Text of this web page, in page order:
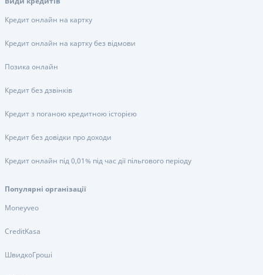
Кредит онлайн на картку
Кредит онлайн на картку без відмови
Позика онлайн
Кредит без дзвінків
Кредит з поганою кредитною історією
Кредит без довідки про доходи
Кредит онлайн під 0,01% під час дії пільгового періоду
Популярні організації
Moneyveo
CreditKasa
ШвидкоГроші